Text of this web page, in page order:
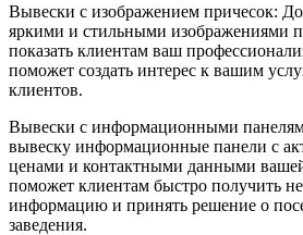
Вывески с изображением причесок:
яркими и стильными изображениями
показать клиентам ваш
поможет создать интерес к вашим
клиентов.
Вывески с информационными
вывеску информационные панели с
ценами и контактными данными
поможет клиентам быстро получить
информацию и принять решение о
заведения.